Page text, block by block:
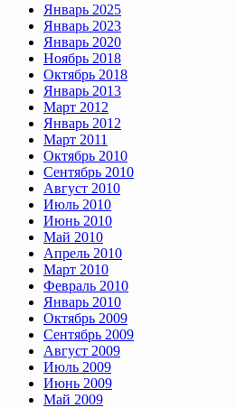
Январь 2025
Январь 2023
Январь 2020
Ноябрь 2018
Октябрь 2018
Январь 2013
Март 2012
Январь 2012
Март 2011
Октябрь 2010
Сентябрь 2010
Август 2010
Июль 2010
Июнь 2010
Май 2010
Апрель 2010
Март 2010
Февраль 2010
Январь 2010
Октябрь 2009
Сентябрь 2009
Август 2009
Июль 2009
Июнь 2009
Май 2009